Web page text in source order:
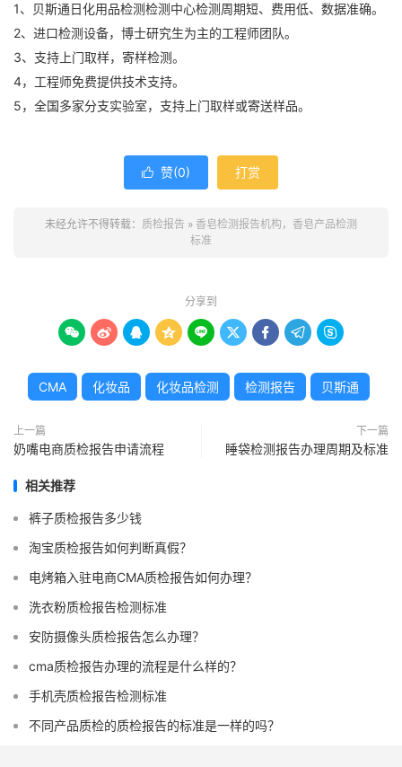
1、贝斯通日化用品检测检测中心检测周期短、费用低、数据准确。
2、进口检测设备，博士研究生为主的工程师团队。
3、支持上门取样，寄样检测。
4，工程师免费提供技术支持。
5，全国多家分支实验室，支持上门取样或寄送样品。
 赞(0) 打赏
未经允许不得转载： 质检报告 » 香皂检测报告机构，香皂产品检测
标准
分享到
        
CMA 化妆品 化妆品检测 检测报告 贝斯通
上一篇
奶嘴电商质检报告申请流程
下一篇
睡袋检测报告办理周期及标准
相关推荐
裤子质检报告多少钱
淘宝质检报告如何判断真假？
电烤箱入驻电商CMA质检报告如何办理？
洗衣粉质检报告检测标准
安防摄像头质检报告怎么办理？
cma质检报告办理的流程是什么样的？
手机壳质检报告检测标准
不同产品质检的质检报告的标准是一样的吗？